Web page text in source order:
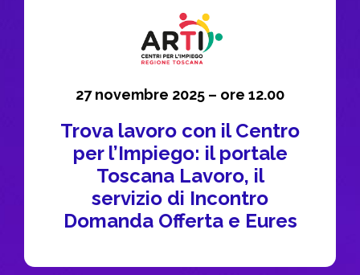
27 novembre 2025 – ore 12.00​
Trova lavoro con il Centro
per l’Impiego: il portale
Toscana Lavoro, il
servizio di Incontro
Domanda Offerta e Eures